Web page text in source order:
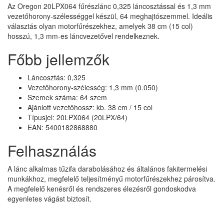
Az Oregon 20LPX064 fűrészlánc 0,325 láncosztással és 1,3 mm
vezetőhorony-szélességgel készül, 64 meghajtószemmel. Ideális
választás olyan motorfűrészekhez, amelyek 38 cm (15 col)
hosszú, 1,3 mm-es láncvezetővel rendelkeznek.
Főbb jellemzők
Láncosztás: 0,325
Vezetőhorony-szélesség: 1,3 mm (0.050)
Szemek száma: 64 szem
Ajánlott vezetőhossz: kb. 38 cm / 15 col
Típusjel: 20LPX064 (20LPX/64)
EAN: 5400182868880
Felhasználás
A lánc alkalmas tűzifa darabolásához és általános fakitermelési
munkákhoz, megfelelő teljesítményű motorfűrészekhez párosítva.
A megfelelő kenésről és rendszeres élezésről gondoskodva
egyenletes vágást biztosít.